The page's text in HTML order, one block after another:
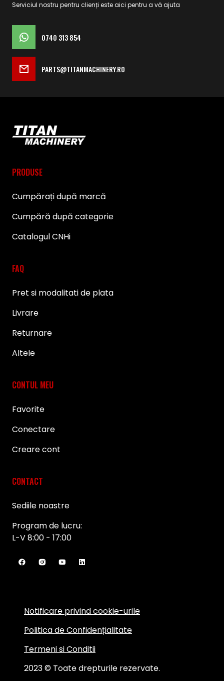
Serviciul nostru pentru clienți este aici pentru a vă ajuta
0740 313 854
PARTS@TITANMACHINERY.RO
PRODUSE
Cumpărați după marcă
Cumpără după categorie
Catalogul CNHi
FAQ
Pret si modalitati de plata
Livrare
Returnare
Altele
CONTUL MEU
Favorite
Conectare
Creare cont
CONTACT
Sediile noastre
Program de lucru:
L-V 8:00 - 17:00
2023 © Toate drepturile rezervate.
Notificare privind cookie-urile
Politica de Confidențialitate
Termeni si Conditii